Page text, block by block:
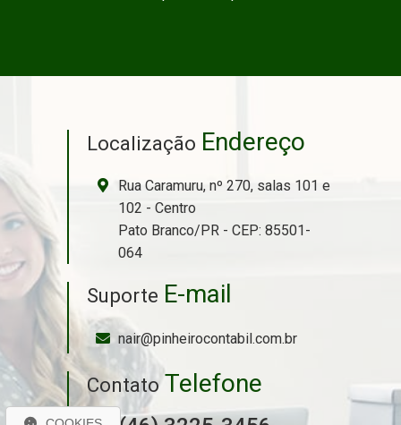
Localização Endereço
Rua Caramuru, nº 270, salas 101 e
102 - Centro
Pato Branco/PR - CEP: 85501-
064
Suporte E-mail
nair@pinheirocontabil.com.br
ContatoTelefone